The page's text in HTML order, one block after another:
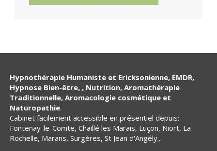
Hypnothérapie Humaniste et Ericksonienne, EMDR,
Hypnose Bien-être, , Nutrition, Aromathérapie
Traditionnelle, Aromacologie cosmétique et
Naturopathie.
Cabinet facilement accessible en présentiel depuis:
Fontenay-le-Comte, Chaillé les Marais, Luçon, Niort, La
Rochelle, Marans, Surgères, St Jean d'Angély...